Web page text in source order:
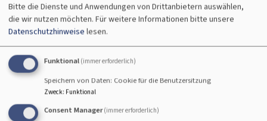
87600 Kaufbeuren
Telefon: 08341-62 192
Fax: 08341-62 194
E-Mail:pfarramt.kaufbeuren-neugablonz(at)elkb.de
(E-Mails werden auch außerhalb der Öffnungszeiten
schnellstmöglich bearbeitet!)
Bitte die Dienste und Anwendungen von Drittanbietern auswählen,
die wir nutzen möchten. Für weitere Informationen bitte unsere
Datenschutzhinweise lesen.
Funktional (immer erforderlich)
Speichern von Daten: Cookie für die Benutzersitzung
Zweck: Funktional
Consent Manager (immer erforderlich)